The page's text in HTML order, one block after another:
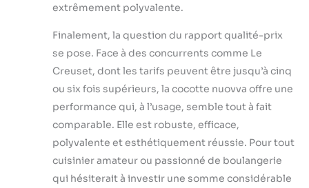
extrêmement polyvalente.
Finalement, la question du rapport qualité-prix
se pose. Face à des concurrents comme Le
Creuset, dont les tarifs peuvent être jusqu’à cinq
ou six fois supérieurs, la cocotte nuovva offre une
performance qui, à l’usage, semble tout à fait
comparable. Elle est robuste, efficace,
polyvalente et esthétiquement réussie. Pour tout
cuisinier amateur ou passionné de boulangerie
qui hésiterait à investir une somme considérable